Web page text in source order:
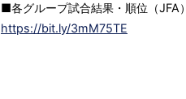
■各グループ試合結果・順位（JFA
https://bit.ly/3mM75TE